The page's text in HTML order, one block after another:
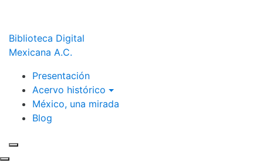
Biblioteca Digital
Mexicana A.C.
Presentación
Acervo histórico
México, una mirada
Blog